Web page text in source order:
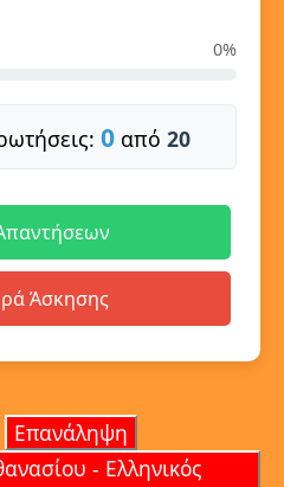
0%
0 από 20
Άσκησης
Επανάληψη
- Ελληνικός